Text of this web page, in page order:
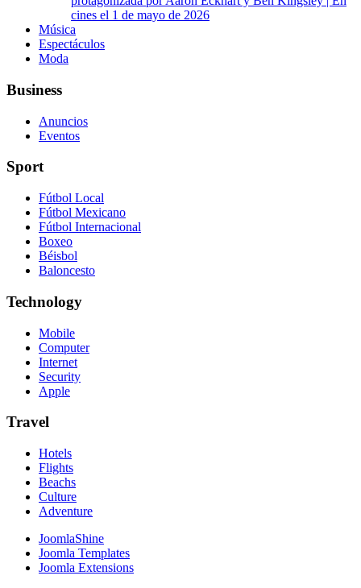
cines el 1 de mayo de 2026
Música
Espectáculos
Moda
Business
Anuncios
Eventos
Sport
Fútbol Local
Fútbol Mexicano
Fútbol Internacional
Boxeo
Béisbol
Baloncesto
Technology
Mobile
Computer
Internet
Security
Apple
Travel
Hotels
Flights
Beachs
Culture
Adventure
JoomlaShine
Joomla Templates
Joomla Extensions